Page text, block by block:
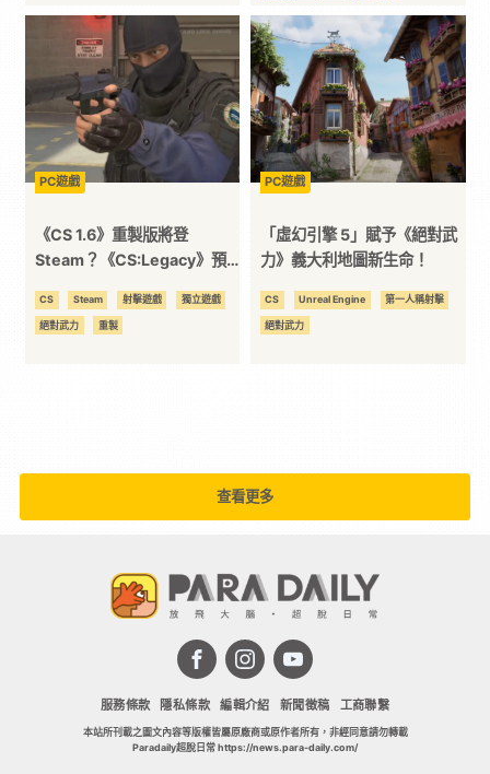
PC遊戲
《CS 1.6》重製版將登
Steam？《CS:Legacy》預
素！
CS Steam 射擊遊戲 獨立遊戲
絕對武力 重製
PC遊戲
「虛幻引擎 5」賦予《絕對武
力》義大利地圖新生命！
CS Unreal Engine 第一人稱射擊
絕對武力
查看更多
服務條款 隱私條款 編輯介紹 新聞徵稿 工商聯繫
本站所刊載之圖文內容等版權皆屬原廠商或原作者所有，非經同意請勿轉載
Paradaily超脫日常 https://news.para-daily.com/